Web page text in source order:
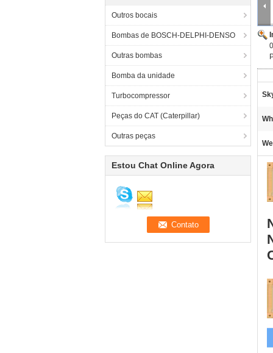
Outros bocais
Bombas de BOSCH-DELPHI-DENSO
Outras bombas
Bomba da unidade
Turbocompressor
Peças do CAT (Caterpillar)
Outras peças
Estou Chat Online Agora